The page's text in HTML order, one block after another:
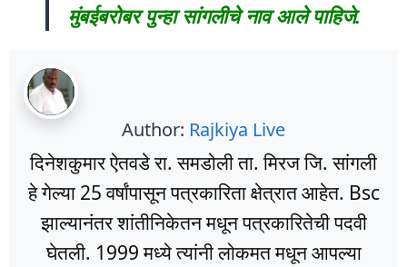
मुंबईबरोबर पुन्हा सांगलीचे नाव आले पाहिजे.
Author: Rajkiya Live
दिनेशकुमार ऐतवडे रा. समडोली ता. मिरज जि. सांगली
हे गेल्या 25 वर्षांपासून पत्रकारिता क्षेत्रात आहेत. Bsc
झाल्यानंतर शांतीनिकेतन मधून पत्रकारितेची पदवी
घेतली. 1999 मध्ये त्यांनी लोकमत मधून आपल्या